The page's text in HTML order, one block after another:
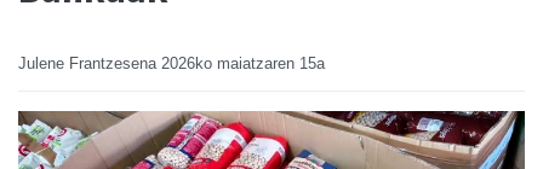
Julene Frantzesena 2026ko maiatzaren 15a